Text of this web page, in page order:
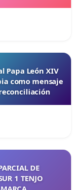
Papa León XIV
como mensaje
DE
1 TENJO